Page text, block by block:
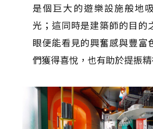
是個巨大的遊樂設施般地
光；這同時是建築師的目的
眼便能看見的興奮感與豐富
們獲得喜悅，也有助於提振精